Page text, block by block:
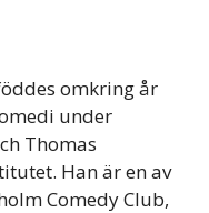
omkring år
under
Thomas
Han är en av
Comedy Club,